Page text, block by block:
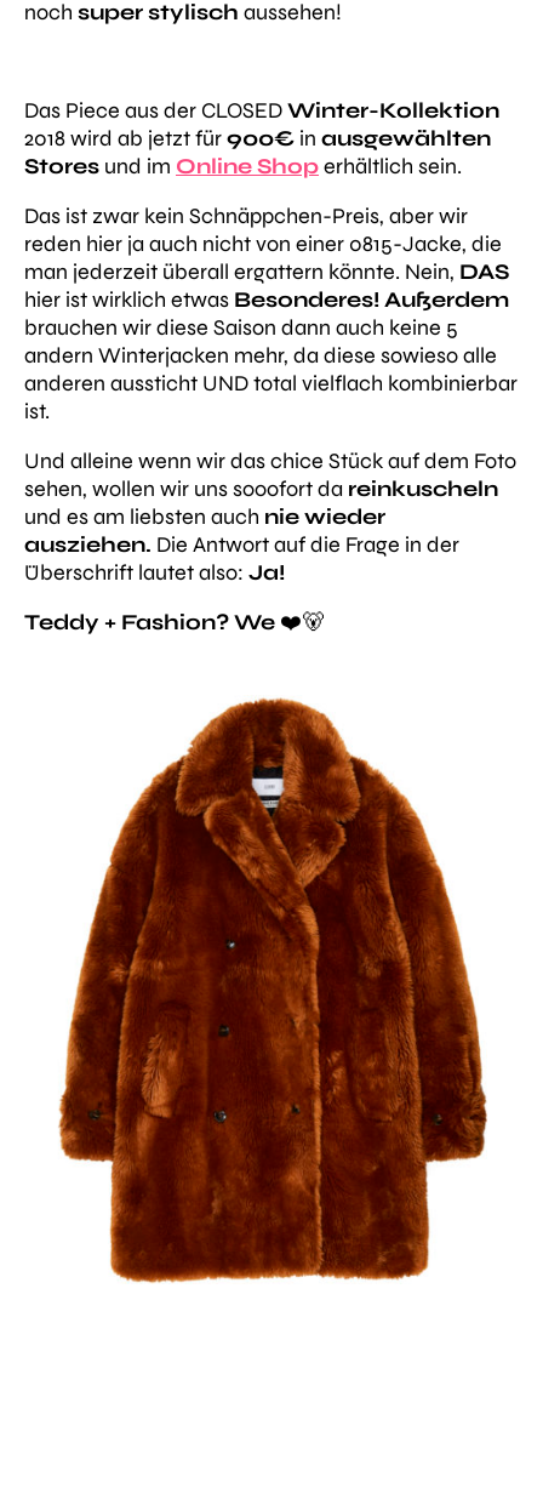
noch superstylisch aussehen!
Das Piece aus der CLOSEDWinter-Kollektion
2018 wird ab jetzt für900€ in ausgewählten
Stores und im Online Shoperhältlich sein.
Das ist zwar kein Schnäppchen-Preis, aber wir
reden hier ja auch nicht von einer 0815-Jacke, die
man jederzeit überall ergattern könnte. Nein, DAS
hier ist wirklich etwas Besonderes! Außerdem
brauchen wir diese Saison dann auch keine 5
andern Winterjacken mehr, da diese sowieso alle
anderen aussticht UND total vielflach kombinierbar
ist.
Und alleine wenn wir das chice Stück auf dem Foto
sehen, wollen wir uns sooofort da reinkuscheln
und es am liebsten auch nie wieder
ausziehen. Die Antwort auf die Frage in der
Überschrift lautet also: Ja!
Teddy + Fashion? We ❤️🐻